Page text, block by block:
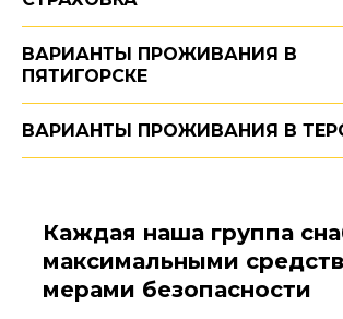
ВАРИАНТЫ ПРОЖИВАНИЯ В
ПЯТИГОРСКЕ
ВАРИАНТЫ ПРОЖИВАНИЯ В
Каждая наша группа
максимальными
мерами безопасности